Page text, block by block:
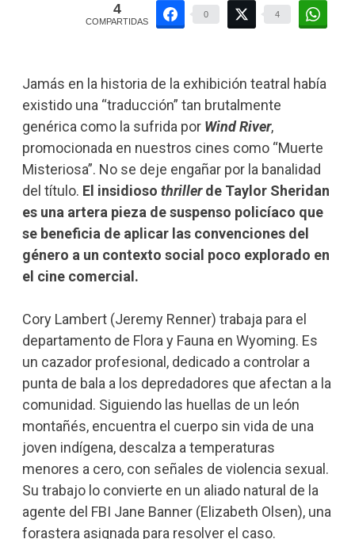
4
COMPARTIDAS
0 4
Jamás en la historia de la exhibición teatral había
existido una “traducción” tan brutalmente
genérica como la sufrida por Wind River,
promocionada en nuestros cines como “Muerte
Misteriosa”. No se deje engañar por la banalidad
del título. El insidioso thrillerde Taylor Sheridan
es una artera pieza de suspenso policíaco que
se beneficia de aplicar las convenciones del
género a un contexto social poco explorado en
el cine comercial.
Cory Lambert (Jeremy Renner) trabaja para el
departamento de Flora y Fauna en Wyoming. Es
un cazador profesional, dedicado a controlar a
punta de bala a los depredadores que afectan a la
comunidad. Siguiendo las huellas de un león
montañés, encuentra el cuerpo sin vida de una
joven indígena, descalza a temperaturas
menores a cero, con señales de violencia sexual.
Su trabajo lo convierte en un aliado natural de la
agente del FBI Jane Banner (Elizabeth Olsen), una
forastera asignada para resolver el caso.